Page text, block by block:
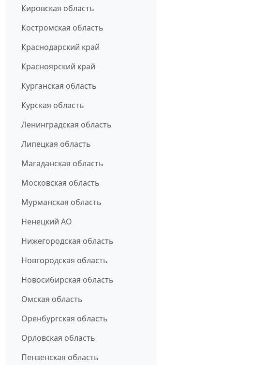
Кировская область
Костромская область
Краснодарский край
Красноярский край
Курганская область
Курская область
Ленинградская область
Липецкая область
Магаданская область
Московская область
Мурманская область
Ненецкий АО
Нижегородская область
Новгородская область
Новосибирская область
Омская область
Оренбургская область
Орловская область
Пензенская область